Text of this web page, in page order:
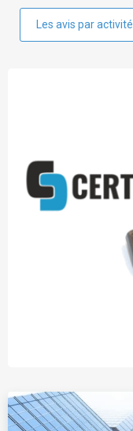
Les avis par activité